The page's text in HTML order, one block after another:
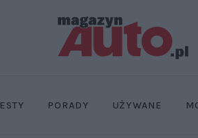
PORADY UŻYWANE